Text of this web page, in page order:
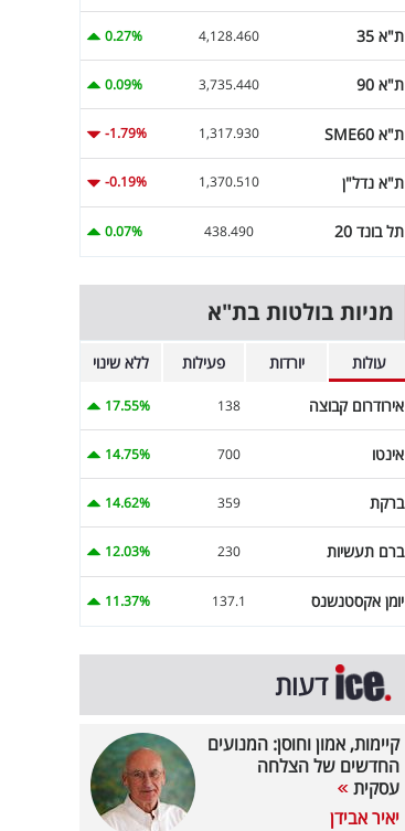
ת"א 35 4,128.460
0.27%
ת"א 90 3,735.440
0.09%
ת"א SME60 1,317.930
-1.79%
ת"א נדל"ן 1,370.510
-0.19%
תל בונד 20 438.490
0.07%
מניות בולטות בת"א
עולות יורדות פעילות ללא שינוי
אירודרום קבוצה 138
17.55%
אינטו 700
14.75%
ברקת 359
14.62%
ברם תעשיות 230
12.03%
יומן אקסטנשנס 137.1
11.37%
דעות
קיימות, אמון וחוסן: המנועים
החדשים של הצלחה
עסקית
יאיר אבידן